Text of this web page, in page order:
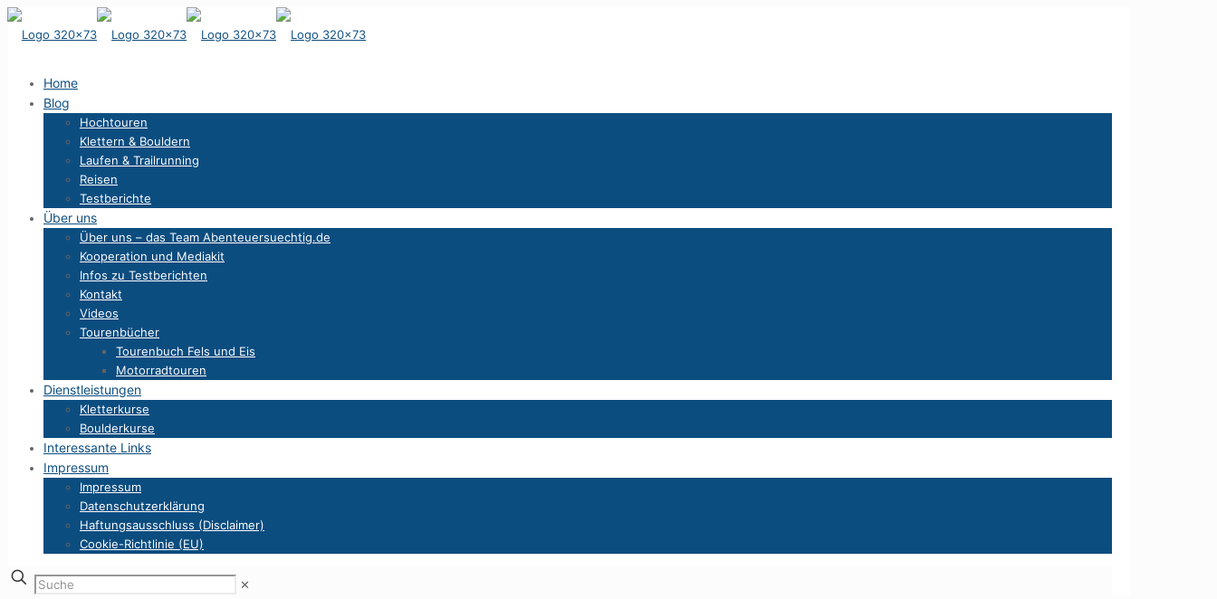
Home
Blog
Hochtouren
Klettern & Bouldern
Laufen & Trailrunning
Reisen
Testberichte
Über uns
Über uns – das Team Abenteuersuechtig.de
Kooperation und Mediakit
Infos zu Testberichten
Kontakt
Videos
Tourenbücher
Tourenbuch Fels und Eis
Motorradtouren
Dienstleistungen
Kletterkurse
Boulderkurse
Interessante Links
Impressum
Impressum
Datenschutzerklärung
Haftungsausschluss (Disclaimer)
Cookie-Richtlinie (EU)
✕